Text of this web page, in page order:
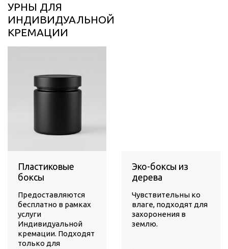
УРНЫ ДЛЯ
ИНДИВИДУАЛЬНОЙ
КРЕМАЦИИ
Пластиковые
боксы
Предоставляются
бесплатно в рамках
услуги
Индивидуальной
кремации. Подходят
только для
Эко-боксы из
дерева
Чувствительны ко
влаге, подходят для
захоронения в
землю.